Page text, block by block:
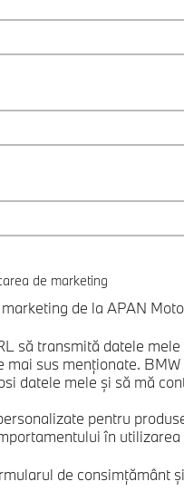
de marketing
de la APAN
să transmită datele
mai sus menționate.
datele mele și să mă
pentru
în
de consimțământ